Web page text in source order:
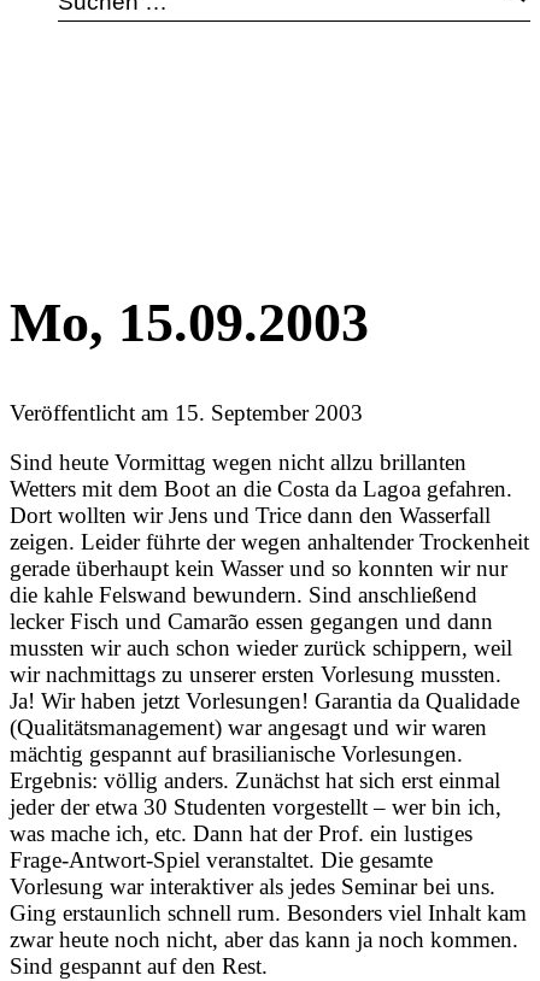
Mo, 15.09.2003
Veröffentlicht am 15. September 2003
Sind heute Vormittag wegen nicht allzu brillanten
Wetters mit dem Boot an die Costa da Lagoa gefahren.
Dort wollten wir Jens und Trice dann den Wasserfall
zeigen. Leider führte der wegen anhaltender Trockenheit
gerade überhaupt kein Wasser und so konnten wir nur
die kahle Felswand bewundern. Sind anschließend
lecker Fisch und Camarão essen gegangen und dann
mussten wir auch schon wieder zurück schippern, weil
wir nachmittags zu unserer ersten Vorlesung mussten.
Ja! Wir haben jetzt Vorlesungen! Garantia da Qualidade
(Qualitätsmanagement) war angesagt und wir waren
mächtig gespannt auf brasilianische Vorlesungen.
Ergebnis: völlig anders. Zunächst hat sich erst einmal
jeder der etwa 30 Studenten vorgestellt – wer bin ich,
was mache ich, etc. Dann hat der Prof. ein lustiges
Frage-Antwort-Spiel veranstaltet. Die gesamte
Vorlesung war interaktiver als jedes Seminar bei uns.
Ging erstaunlich schnell rum. Besonders viel Inhalt kam
zwar heute noch nicht, aber das kann ja noch kommen.
Sind gespannt auf den Rest.